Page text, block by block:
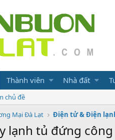
Thành viên Nhà đất
chủ đề
Mại Đà Lạt Điện tử & Điện
lạnh tủ đứng